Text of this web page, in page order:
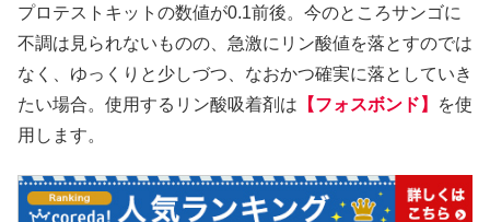
プロテストキットの数値が0.1前後。今のところサンゴに
不調は見られないものの、急激にリン酸値を落とすのでは
なく、ゆっくりと少しづつ、なおかつ確実に落としていき
たい場合。使用するリン酸吸着剤は 【フォスボンド】
を使
用します。